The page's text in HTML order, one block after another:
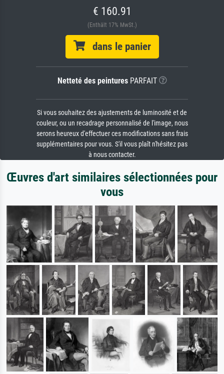
€ 160.91
(Enthält 17% MwSt.)
dans le panier
Netteté des peinturesPARFAIT
Si vous souhaitez des ajustements de luminosité et de
couleur, ou un recadrage personnalisé de l'image, nous
serons heureux d'effectuer ces modifications sans frais
supplémentaires pour vous. S'il vous plaît n'hésitez pas
à nous contacter.
Œuvres d'art similaires sélectionnées pour
vous